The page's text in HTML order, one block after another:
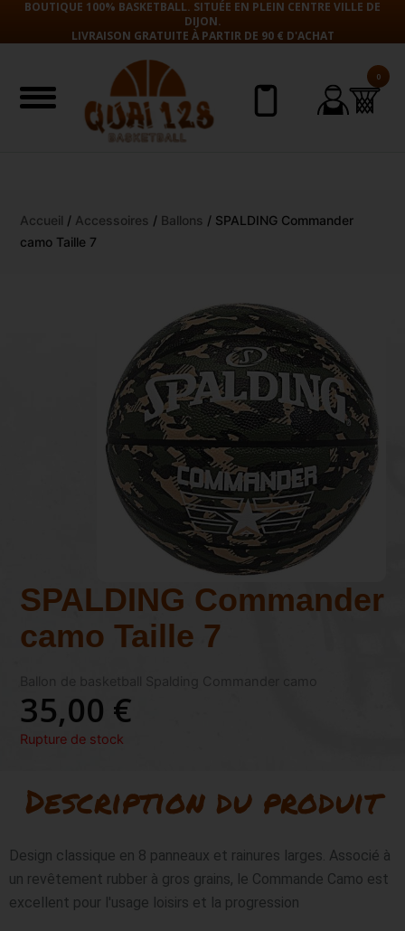
contenu
BOUTIQUE 100% BASKETBALL. SITUÉE EN PLEIN CENTRE VILLE DE
DIJON.
LIVRAISON GRATUITE À PARTIR DE 90 € D'ACHAT
0
Accueil / Accessoires / Ballons / SPALDING Commander
camo Taille 7
SPALDING Commander
camo Taille 7
Ballon de basketball Spalding Commander camo
35,00 €
Rupture de stock
Description du produit
Design classique en 8 panneaux et rainures larges. Associé à
un revêtement rubber à gros grains, le Commande Camo est
excellent pour l'usage loisirs et la progression